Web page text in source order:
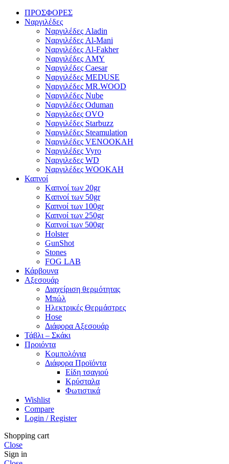
ΠΡΟΣΦΟΡΕΣ
Ναργιλέδες
Ναργιλέδες Aladin
Ναργιλέδες Al-Mani
Ναργιλέδες Al-Fakher
Ναργιλέδες AΜΥ
Ναργιλέδες Caesar
Ναργιλέδες MEDUSE
Ναργιλέδες MR.WOOD
Ναργιλέδες Nube
Ναργιλέδες Oduman
Ναργιλεδες OVO
Ναργιλέδες Starbuzz
Ναργιλέδες Steamulation
Ναργιλέδες VENOOKAH
Ναργιλέδες Vyro
Ναργιλεδες WD
Ναργιλέδες WOOKAH
Καπνοί
Kαπνοί των 20gr
Kαπνοί των 50gr
Καπνοί των 100gr
Καπνοί των 250gr
Καπνοί των 500gr
Holster
GunShot
Stones
FOG LAB
Κάρβουνα
Αξεσουάρ
Διαχείριση θερμότητας
Μπώλ
Ηλεκτρικές Θερμάστρες
Hose
Διάφορα Αξεσουάρ
Τάβλι – Σκάκι
Προιόντα
Κομπολόγια
Διάφορα Προϊόντα
Είδη τσαγιού
Κρύσταλα
Φωτιστικά
Wishlist
Compare
Login / Register
Shopping cart
Close
Sign in